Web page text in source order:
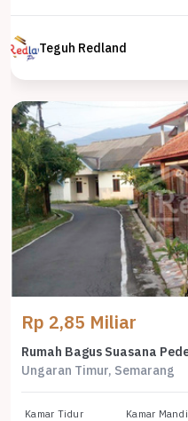
Teguh Redland
Rp 2,85 Miliar
Ungaran Timur, Semarang
Kamar Tidur Kamar Mandi